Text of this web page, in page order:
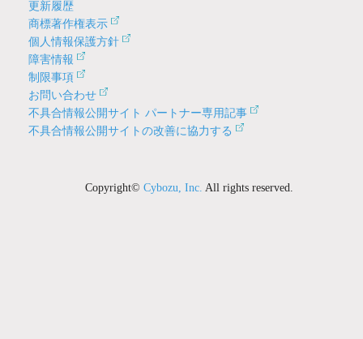
更新履歴
商標著作権表示
個人情報保護方針
障害情報
制限事項
お問い合わせ
不具合情報公開サイト パートナー専用記事
不具合情報公開サイトの改善に協力する
Copyright©Cybozu, Inc. All rights reserved.